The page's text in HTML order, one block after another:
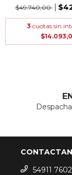
$49.740,00
3 cuotas sin
54911